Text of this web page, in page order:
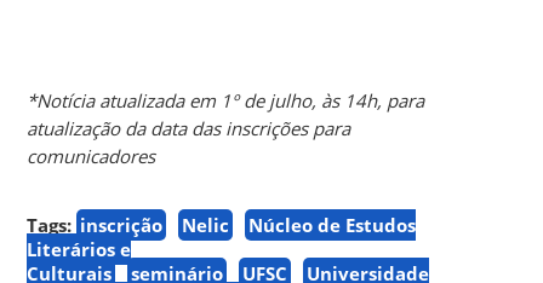
*Notícia atualizada em 1º de julho, às 14h, para
atualização da data das inscrições para
comunicadores
Tags: inscrição Nelic
Núcleo de Estudos
Literários e
Culturais
seminário UFSC
Universidade